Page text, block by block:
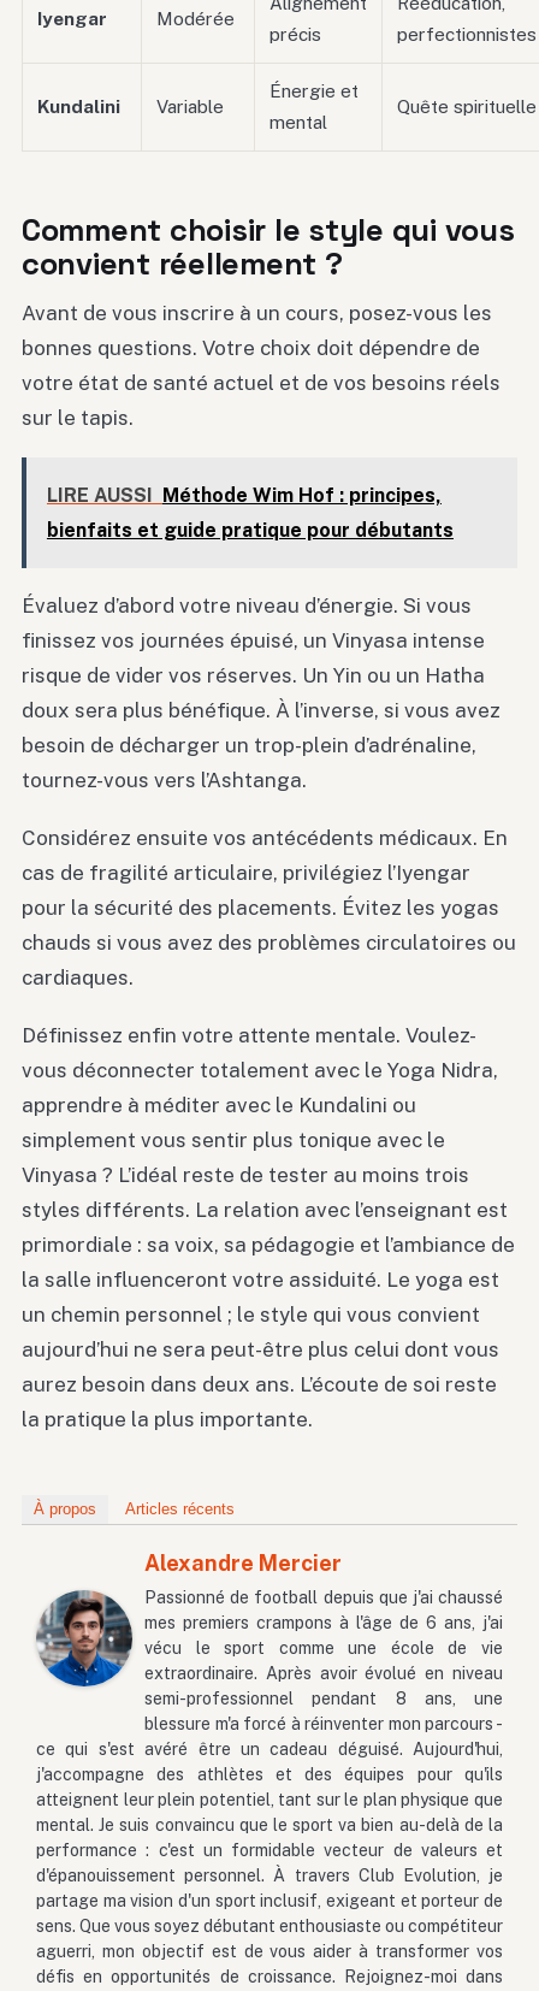
Iyengar Modérée
précis
perfectionnistes
Kundalini Variable
Énergie et
mental
Quête spirituelle
Comment choisir le style qui vous
convient réellement ?
Avant de vous inscrire à un cours, posez-vous les
bonnes questions. Votre choix doit dépendre de
votre état de santé actuel et de vos besoins réels
sur le tapis.
LIRE AUSSI
Méthode Wim Hof : principes,
bienfaits et guide pratique pour débutants
Évaluez d’abord votre niveau d’énergie. Si vous
finissez vos journées épuisé, un Vinyasa intense
risque de vider vos réserves. Un Yin ou un Hatha
doux sera plus bénéfique. À l’inverse, si vous avez
besoin de décharger un trop-plein d’adrénaline,
tournez-vous vers l’Ashtanga.
Considérez ensuite vos antécédents médicaux. En
cas de fragilité articulaire, privilégiez l’Iyengar
pour la sécurité des placements. Évitez les yogas
chauds si vous avez des problèmes circulatoires ou
cardiaques.
Définissez enfin votre attente mentale. Voulez-
vous déconnecter totalement avec le Yoga Nidra,
apprendre à méditer avec le Kundalini ou
simplement vous sentir plus tonique avec le
Vinyasa ? L’idéal reste de tester au moins trois
styles différents. La relation avec l’enseignant est
primordiale : sa voix, sa pédagogie et l’ambiance de
la salle influenceront votre assiduité. Le yoga est
un chemin personnel ; le style qui vous convient
aujourd’hui ne sera peut-être plus celui dont vous
aurez besoin dans deux ans. L’écoute de soi reste
la pratique la plus importante.
À propos Articles récents
Alexandre Mercier
Passionné de football depuis que j'ai chaussé
mes premiers crampons à l'âge de 6 ans, j'ai
vécu le sport comme une école de vie
extraordinaire. Après avoir évolué en niveau
semi-professionnel pendant 8 ans, une
blessure m'a forcé à réinventer mon parcours -
ce qui s'est avéré être un cadeau déguisé. Aujourd'hui,
j'accompagne des athlètes et des équipes pour qu'ils
atteignent leur plein potentiel, tant sur le plan physique que
mental. Je suis convaincu que le sport va bien au-delà de la
performance : c'est un formidable vecteur de valeurs et
d'épanouissement personnel. À travers Club Evolution, je
partage ma vision d'un sport inclusif, exigeant et porteur de
sens. Que vous soyez débutant enthousiaste ou compétiteur
aguerri, mon objectif est de vous aider à transformer vos
défis en opportunités de croissance. Rejoignez-moi dans